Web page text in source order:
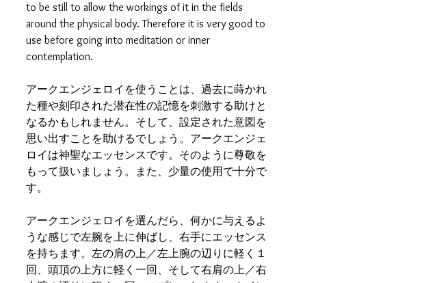
to be still to allow the workings of it in the fields
around the physical body. Therefore it is very good to
use before going into meditation or inner
contemplation.
アークエンジェロイを使うことは、過去に蒔かれ
た種や刻印された潜在性の記憶を刺激する助けと
なるかもしれません。そして、設定された意図を
思い出すことを助けるでしょう。アークエンジェ
ロイは神聖なエッセンスです。そのように尊敬を
もって扱いましょう。また、少量の使用で十分で
す。
アークエンジェロイを選んだら、何かに与えるよ
うな感じで左腕を上に伸ばし、右手にエッセンス
を持ちます。左の肩の上／左上腕の辺りに軽く１
回、頭頂の上方に軽く一回、そして右肩の上／右